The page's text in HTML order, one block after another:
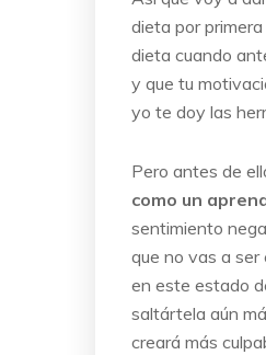
dieta por
dieta cuando
y que tu
yo te doy las
Pero antes de
como un
sentimiento
que no vas a
en este estado
saltártela aún
creará más